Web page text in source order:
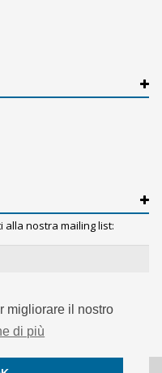
migliorare il nostro
di più
alla nostra mailing list: